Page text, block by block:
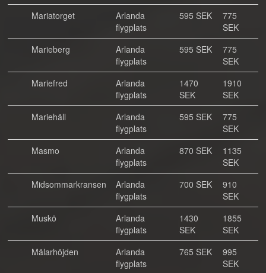
Mariatorget
Arlanda
flygplats
595 SEK
775
SEK
Marieberg
Arlanda
flygplats
595 SEK
775
SEK
Mariefred
Arlanda
flygplats
1470
SEK
1910
SEK
Mariehäll
Arlanda
flygplats
595 SEK
775
SEK
Masmo
Arlanda
flygplats
870 SEK
1135
SEK
Midsommarkransen
Arlanda
flygplats
700 SEK
910
SEK
Muskö
Arlanda
flygplats
1430
SEK
1855
SEK
Mälarhöjden
Arlanda
flygplats
765 SEK
995
SEK